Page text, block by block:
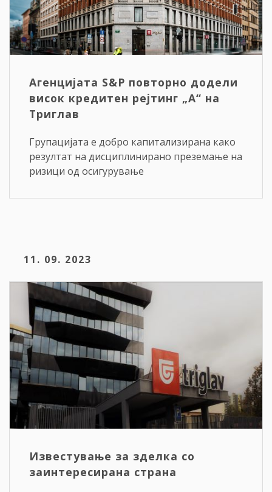
Агенцијата S&P повторно додели
висок кредитен рејтинг „A“ на
Триглав
Групацијата е добро капитализирана како
резултат на дисциплинирано преземање на
ризици од осигурување
11. 09. 2023
Известување за зделка со
заинтересирана страна